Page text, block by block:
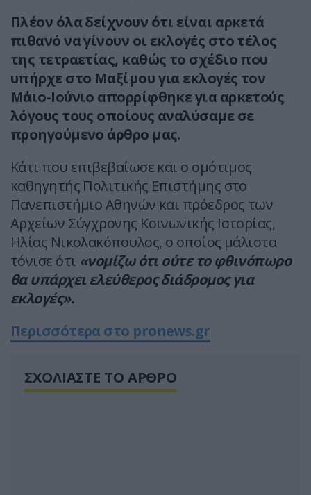
Πλέον όλα δείχνουν ότι είναι αρκετά
πιθανό να γίνουν οι εκλογές στο τέλος
της τετραετίας, καθώς το σχέδιο που
υπήρχε στο Μαξίμου για εκλογές τον
Μάιο-Ιούνιο απορρίφθηκε για αρκετούς
λόγους τους οποίους αναλύσαμε σε
προηγούμενο άρθρο μας.
Κάτι που επιβεβαίωσε και ο ομότιμος
καθηγητής Πολιτικής Επιστήμης στο
Πανεπιστήμιο Αθηνών και πρόεδρος των
Αρχείων Σύγχρονης Κοινωνικής Ιστορίας,
Ηλίας Νικολακόπουλος, ο οποίος μάλιστα
τόνισε ότι «νομίζω ότι ούτε το φθινόπωρο
θα υπάρχει ελεύθερος διάδρομος για
εκλογές».
Περισσότερα στο pronews.gr
ΣΧΟΛΙΑΣΤΕ ΤΟ ΑΡΘΡΟ